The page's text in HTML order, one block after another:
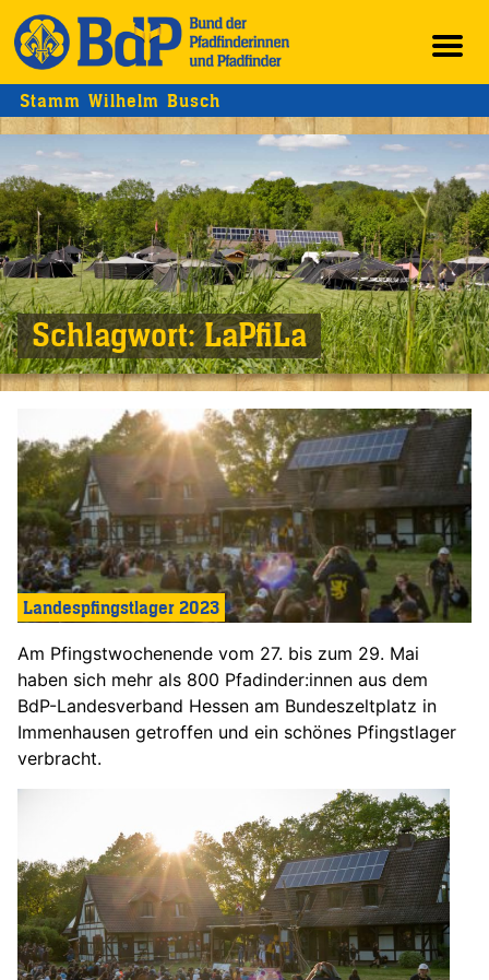
Stamm Wilhelm Busch
Schlagwort:LaPfiLa
Landespfingstlager 2023
Am Pfingstwochenende vom 27. bis zum 29. Mai
haben sich mehr als 800 Pfadinder:innen aus dem
BdP-Landesverband Hessen am Bundeszeltplatz in
Immenhausen getroffen und ein schönes Pfingstlager
verbracht.